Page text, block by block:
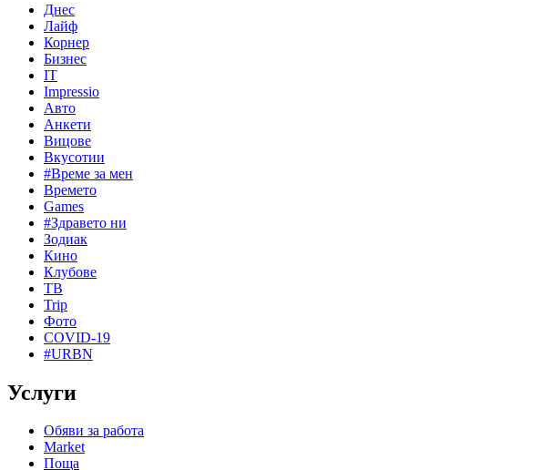
Днес
Лайф
Корнер
Бизнес
IT
Impressio
Авто
Анкети
Вицове
Вкусотии
#Време за мен
Времето
Games
#Здравето ни
Зодиак
Кино
Клубове
ТВ
Trip
Фото
COVID-19
#URBN
Услуги
Обяви за работа
Market
Поща